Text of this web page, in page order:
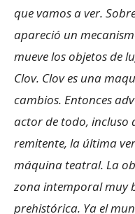
que vamos a ver.
apareció un
mueve los objetos de
Clov. Clov es una
cambios. Entonces
actor de todo, incluso
remitente, la última
máquina teatral. La
zona intemporal muy
prehistórica. Ya el